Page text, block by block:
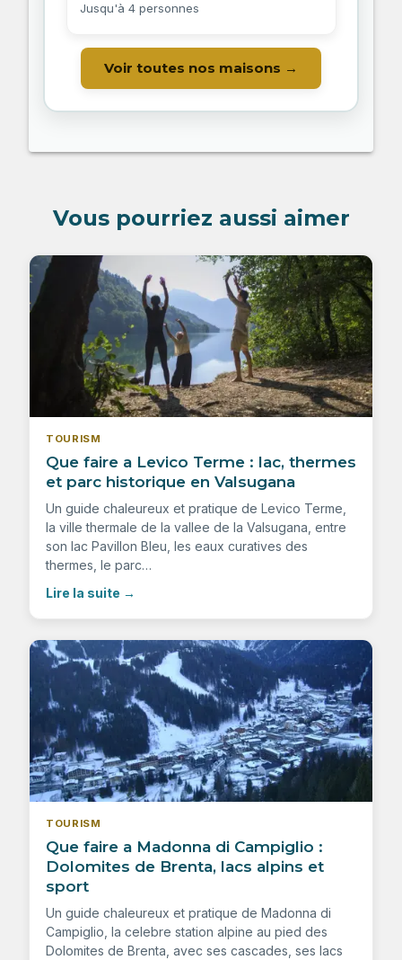
Jusqu'à 4 personnes
Voir toutes nos maisons →
Vous pourriez aussi aimer
TOURISM
Que faire a Levico Terme : lac, thermes
et parc historique en Valsugana
Un guide chaleureux et pratique de Levico Terme,
la ville thermale de la vallee de la Valsugana, entre
son lac Pavillon Bleu, les eaux curatives des
thermes, le parc…
Lire la suite →
TOURISM
Que faire a Madonna di Campiglio :
Dolomites de Brenta, lacs alpins et
sport
Un guide chaleureux et pratique de Madonna di
Campiglio, la celebre station alpine au pied des
Dolomites de Brenta, avec ses cascades, ses lacs